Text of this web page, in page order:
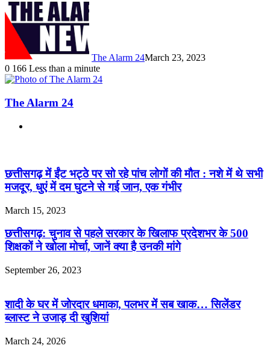
The Alarm 24March 23, 2023
0 166 Less than a minute
The Alarm 24
छत्तीसगढ़ में ईंट भट्ठे पर सो रहे पांच लोगों की मौत : नशे में थे सभी
मजदूर, धुएं में दम घुटने से गई जान, एक गंभीर
March 15, 2023
छत्तीसगढ़: चुनाव से पहले सरकार के खिलाफ प्रदेशभर के 500
शिक्षकों ने खोला मोर्चा, जानें क्या है उनकी मांगे
September 26, 2023
शादी के घर में जोरदार धमाका, पलभर में सब खाक… सिलेंडर
ब्लास्ट ने उजाड़ दी खुशियां
March 24, 2026